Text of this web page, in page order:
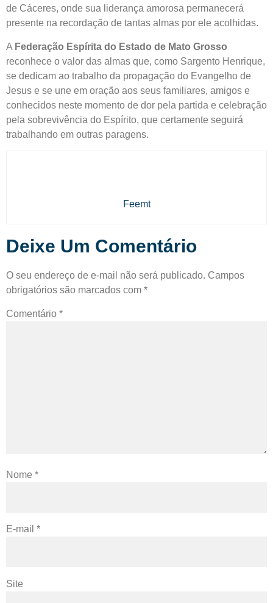
de Cáceres, onde sua liderança amorosa permanecerá
presente na recordação de tantas almas por ele acolhidas.
A Federação Espírita do Estado de Mato Grosso
reconhece o valor das almas que, como Sargento Henrique,
se dedicam ao trabalho da propagação do Evangelho de
Jesus e se une em oração aos seus familiares, amigos e
conhecidos neste momento de dor pela partida e celebração
pela sobrevivência do Espírito, que certamente seguirá
trabalhando em outras paragens.
Feemt
Deixe Um Comentário
O seu endereço de e-mail não será publicado. Campos
obrigatórios são marcados com *
Comentário *
Nome *
E-mail *
Site